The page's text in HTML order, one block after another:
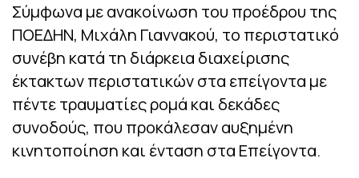
Σύμφωνα με ανακοίνωση του προέδρου της
ΠΟΕΔΗΝ, Μιχάλη Γιαννακού, το περιστατικό
συνέβη κατά τη διάρκεια διαχείρισης
έκτακτων περιστατικών στα επείγοντα με
πέντε τραυματίες ρομά και δεκάδες
συνοδούς, που προκάλεσαν αυξημένη
κινητοποίηση και ένταση στα Επείγοντα.